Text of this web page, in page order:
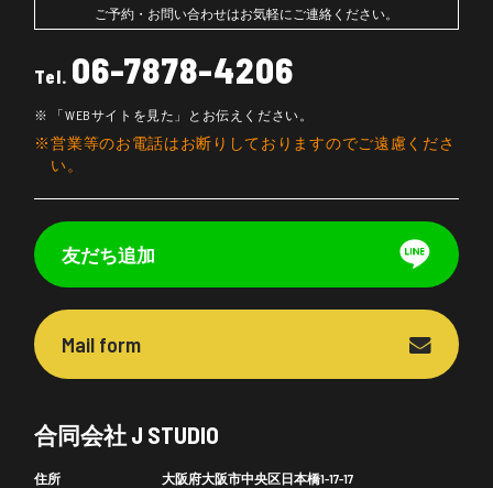
ご予約・お問い合わせはお気軽にご連絡ください。
Tel. 06-7878-4206
「WEBサイトを見た」とお伝えください。
営業等のお電話はお断りしておりますのでご遠慮くださ
い。
友だち追加
Mail form
合同会社 J STUDIO
住所
大阪府大阪市中央区日本橋1-17-17